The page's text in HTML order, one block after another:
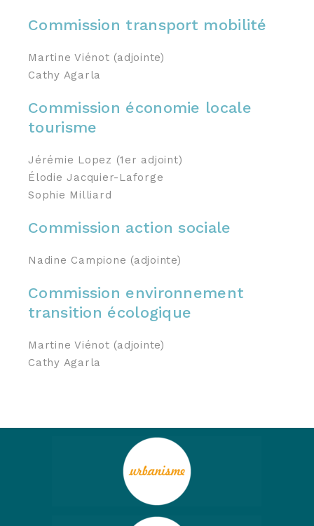
Commission transport mobilité
Martine Viénot (adjointe)
Cathy Agarla
Commission économie locale
tourisme
Jérémie Lopez (1er adjoint)
Élodie Jacquier-Laforge
Sophie Milliard
Commission action sociale
Nadine Campione (adjointe)
Commission environnement
transition écologique
Martine Viénot (adjointe)
Cathy Agarla